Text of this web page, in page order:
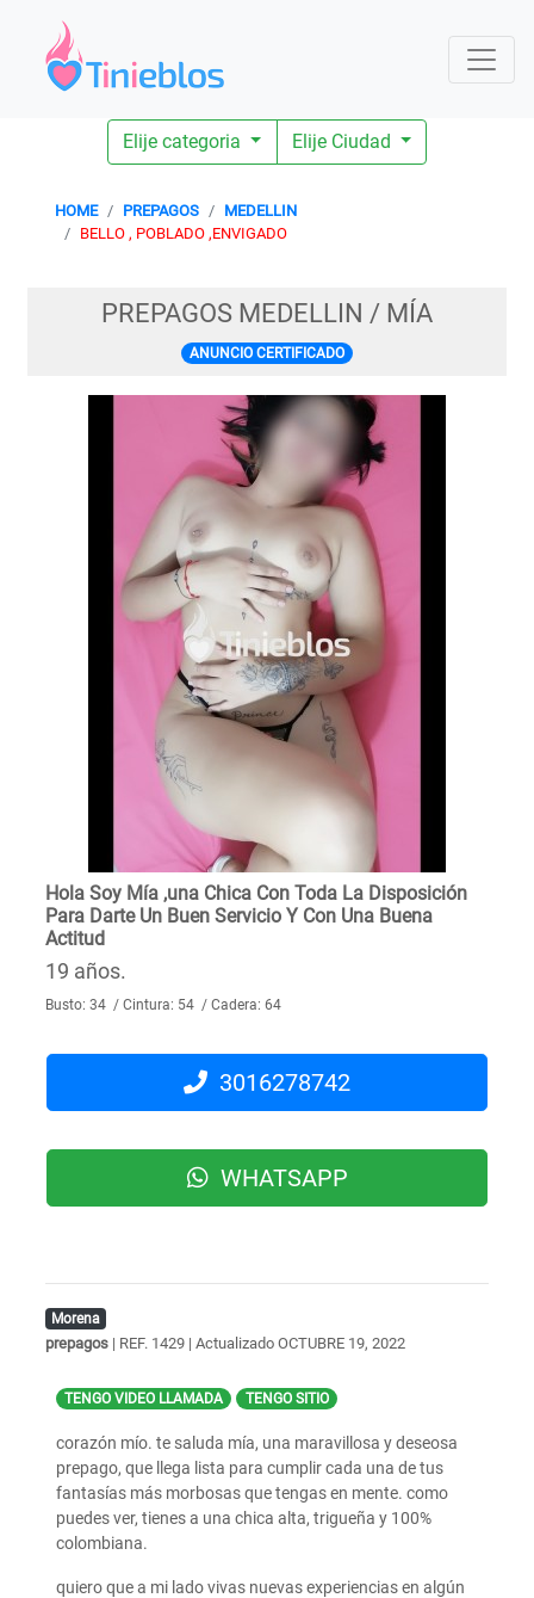
Elije categoria Elije Ciudad
HOME PREPAGOS
MEDELLIN
BELLO , POBLADO ,ENVIGADO
PREPAGOS MEDELLIN / MÍA
ANUNCIO CERTIFICADO
Hola Soy Mía ,una Chica Con Toda La Disposición
Para Darte Un Buen Servicio Y Con Una Buena
Actitud
19 años.
Busto: 34 / Cintura: 54 / Cadera: 64
3016278742
WHATSAPP
Morena
prepagos | REF. 1429 | Actualizado OCTUBRE 19, 2022
TENGO VIDEO LLAMADA TENGO SITIO
corazón mío. te saluda mía, una maravillosa y deseosa
prepago, que llega lista para cumplir cada una de tus
fantasías más morbosas que tengas en mente. como
puedes ver, tienes a una chica alta, trigueña y 100%
colombiana.
quiero que a mi lado vivas nuevas experiencias en algún